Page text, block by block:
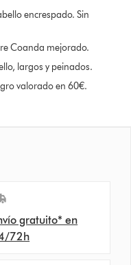
encrespado. Sin
Coanda mejorado.
largos y peinados.
valorado en 60€.
gratuito* en
72h